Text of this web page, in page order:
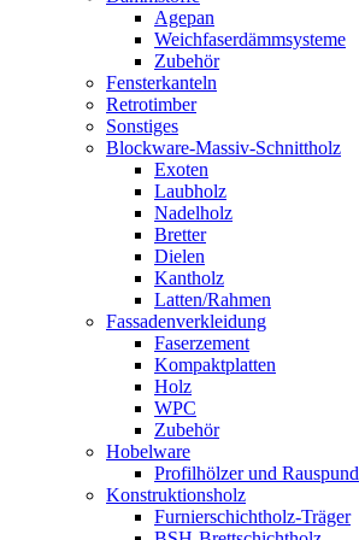
Agepan
Weichfaserdämmsysteme
Zubehör
Fensterkanteln
Retrotimber
Sonstiges
Blockware-Massiv-Schnittholz
Exoten
Laubholz
Nadelholz
Bretter
Dielen
Kantholz
Latten/Rahmen
Fassadenverkleidung
Faserzement
Kompaktplatten
Holz
WPC
Zubehör
Hobelware
Profilhölzer und Rauspund
Konstruktionsholz
Furnierschichtholz-Träger